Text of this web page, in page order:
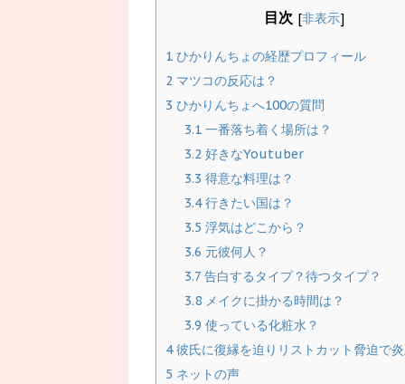
目次 [非表示]
1 ひかりんちょの経歴プロフィール
2 マツコの反応は？
3 ひかりんちょへ100の質問
3.1 一番落ち着く場所は？
3.2 好きなYoutuber
3.3 得意な料理は？
3.4行きたい国は？
3.5 浮気はどこから？
3.6 元彼何人？
3.7 告白するタイプ？待つタイプ？
3.8 メイクに掛かる時間は？
3.9 使っている化粧水？
4彼氏に復縁を迫りリストカット脅迫で
5 ネットの声